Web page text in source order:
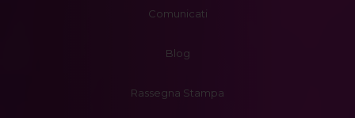
Comunicati
Blog
Rassegna Stampa